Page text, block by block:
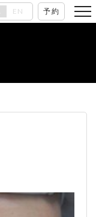
EN 予約